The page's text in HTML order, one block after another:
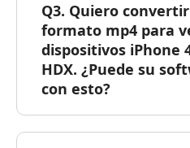
Q3. Quiero
formato mp4 para
dispositivos iPhone
HDX. ¿Puede su
con esto?